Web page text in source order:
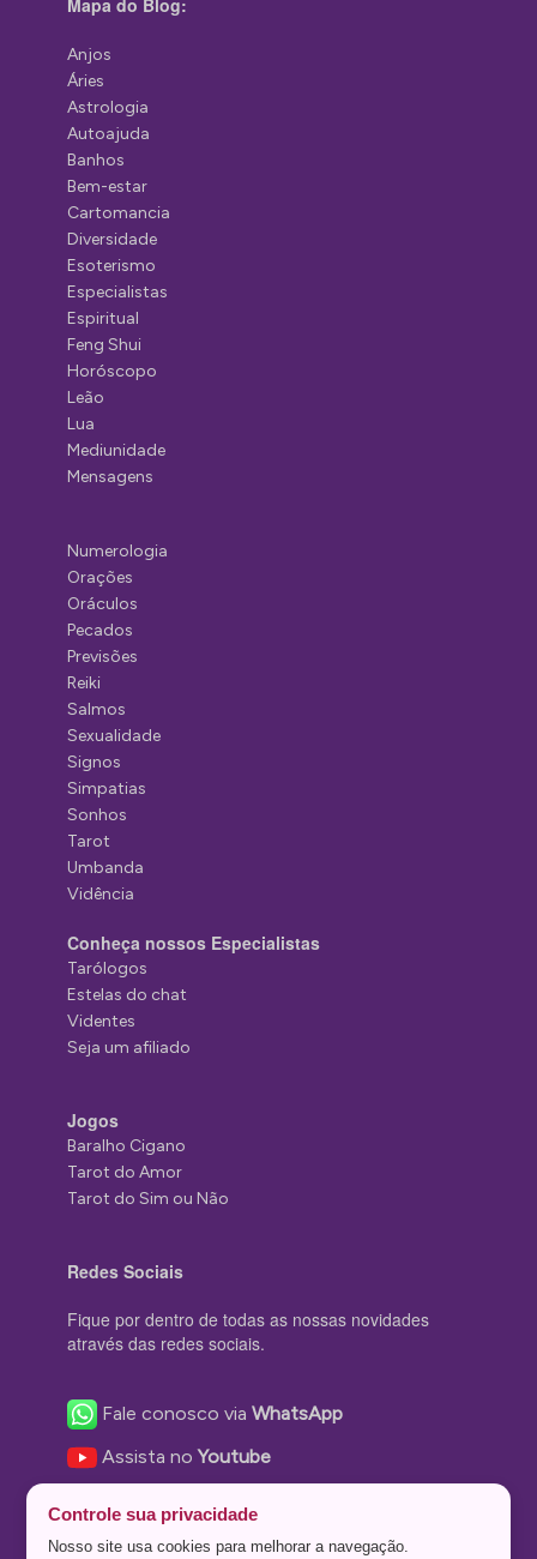
Anjos
Áries
Astrologia
Autoajuda
Banhos
Bem-estar
Cartomancia
Diversidade
Esoterismo
Especialistas
Espiritual
Feng Shui
Horóscopo
Leão
Lua
Mediunidade
Mensagens
Numerologia
Orações
Oráculos
Pecados
Previsões
Reiki
Salmos
Sexualidade
Signos
Simpatias
Sonhos
Tarot
Umbanda
Vidência
Conheça nossos Especialistas
Tarólogos
Estelas do chat
Videntes
Seja um afiliado
Jogos
Baralho Cigano
Tarot do Amor
Tarot do Sim ou Não
Redes Sociais
Fique por dentro de todas as nossas novidades
através das redes sociais.
Fale conosco viaWhatsApp
Assista noYoutube
Nos siga no Instagram
Controle sua privacidade
Nosso site usa cookies para melhorar a navegação.